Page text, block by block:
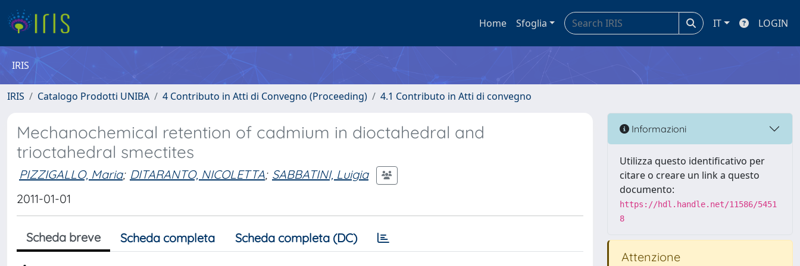
Home Sfoglia IT LOGIN
IRIS
IRIS Catalogo Prodotti UNIBA 4 Contributo in Atti di Convegno (Proceeding) 4.1 Contributo in Atti di convegno
Mechanochemical retention of cadmium in dioctahedral and
trioctahedral smectites
PIZZIGALLO, Maria; DITARANTO, NICOLETTA; SABBATINI, Luigia
2011-01-01
Scheda breve Scheda completa Scheda completa (DC)
Informazioni
Utilizza questo identificativo per
citare o creare un link a questo
documento:
https://hdl.handle.net/11586/5451
8
Attenzione